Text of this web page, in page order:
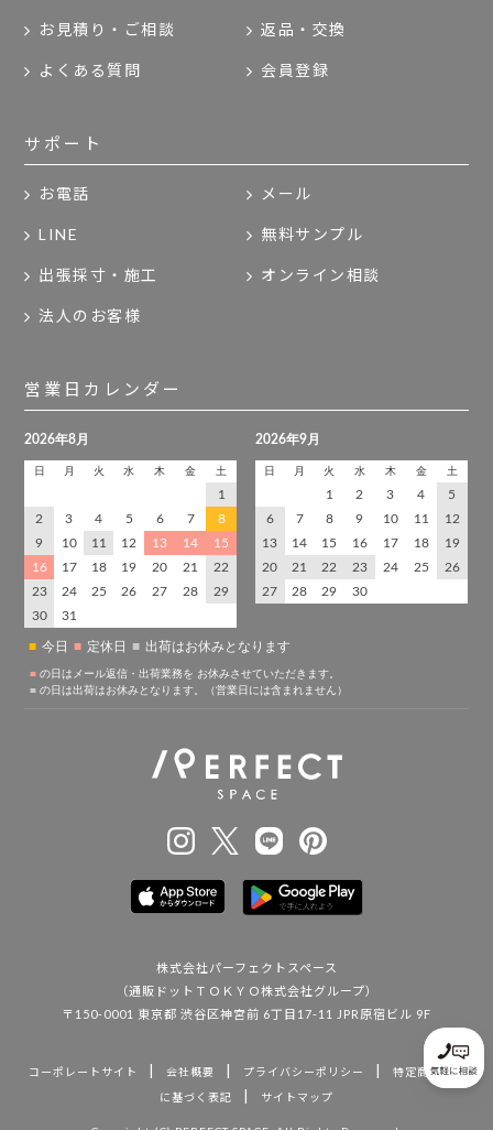
お見積り・ご相談 返品・交換
よくある質問 会員登録
サポート
お電話 メール
LINE 無料サンプル
出張採寸・施工 オンライン相談
法人のお客様
営業日カレンダー
株式会社パーフェクトスペース
（通販ドットＴＯＫＹＯ株式会社グループ）
〒150-0001 東京都 渋谷区神宮前 6丁目17-11 JPR原宿ビル 9F
コーポレートサイト | 会社概要 | プライバシーポリシー |
特定商取引法
に基づく表記
| サイトマップ